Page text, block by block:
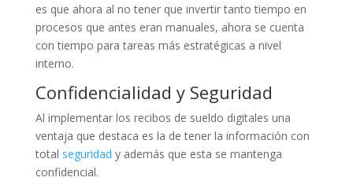
es que ahora al no tener que invertir tanto tiempo en
procesos que antes eran manuales, ahora se cuenta
con tiempo para tareas más estratégicas a nivel
interno.
Confidencialidad y Seguridad
Al implementar los recibos de sueldo digitales una
ventaja que destaca es la de tener la información con
total seguridad y además que esta se mantenga
confidencial.